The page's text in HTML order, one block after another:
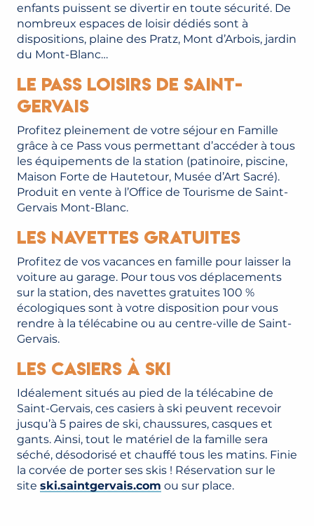
enfants puissent se divertir en toute sécurité. De
nombreux espaces de loisir dédiés sont à
dispositions, plaine des Pratz, Mont d’Arbois, jardin
du Mont-Blanc…
Le Pass loisirs de Saint-
Gervais
Profitez pleinement de votre séjour en Famille
grâce à ce Pass vous permettant d’accéder à tous
les équipements de la station (patinoire, piscine,
Maison Forte de Hautetour, Musée d’Art Sacré).
Produit en vente à l’Office de Tourisme de Saint-
Gervais Mont-Blanc.
Les Navettes gratuites
Profitez de vos vacances en famille pour laisser la
voiture au garage. Pour tous vos déplacements
sur la station, des navettes gratuites 100 %
écologiques sont à votre disposition pour vous
rendre à la télécabine ou au centre-ville de Saint-
Gervais.
Les casiers à ski
Idéalement situés au pied de la télécabine de
Saint-Gervais, ces casiers à ski peuvent recevoir
jusqu’à 5 paires de ski, chaussures, casques et
gants. Ainsi, tout le matériel de la famille sera
séché, désodorisé et chauffé tous les matins. Finie
la corvée de porter ses skis ! Réservation sur le
site ski.saintgervais.com ou sur place.